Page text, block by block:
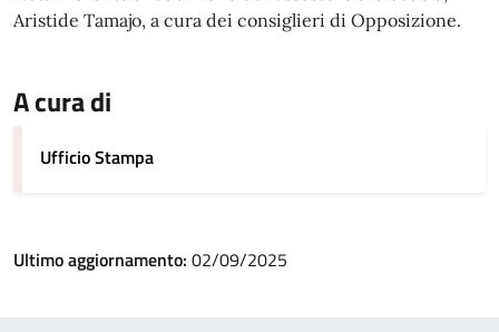
Aristide Tamajo, a cura dei consiglieri di Opposizione.
A cura di
Ufficio Stampa
Ultimo aggiornamento: 02/09/2025